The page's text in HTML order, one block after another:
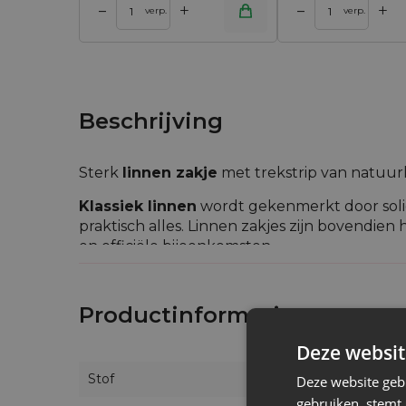
– verp. + – verp. +
Toevoegen aan winkelwagen Toevoegen aan
Beschrijving
Sterk linnen zakje met trekstrip van
Klassiek linnen wordt gekenmerkt door
praktisch alles. Linnen zakjes zijn
en officiële bijeenkomsten.
het drogingsproces en beschermt de
De verpakkingen die wij aanbieden zijn
duurzaamheid en sterkte, en een hoge
Productinformatie
Stof
Deze
Deze website